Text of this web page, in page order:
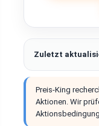
Zuletzt
Preis-King
Aktionen. Wir